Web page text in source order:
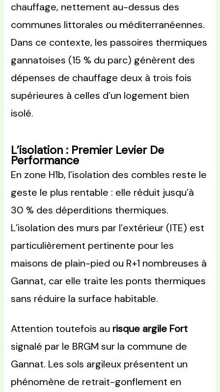
chauffage, nettement au-dessus des
communes littorales ou méditerranéennes.
Dans ce contexte, les passoires thermiques
gannatoises (15 % du parc) génèrent des
dépenses de chauffage deux à trois fois
supérieures à celles d’un logement bien
isolé.
L’isolation : Premier Levier De
Performance
En zone H1b, l’isolation des combles reste le
geste le plus rentable : elle réduit jusqu’à
30 % des déperditions thermiques.
L’isolation des murs par l’extérieur (ITE) est
particulièrement pertinente pour les
maisons de plain-pied ou R+1 nombreuses à
Gannat, car elle traite les ponts thermiques
sans réduire la surface habitable.
Attention toutefois au risque argile Fort
signalé par le BRGM sur la commune de
Gannat. Les sols argileux présentent un
phénomène de retrait-gonflement en